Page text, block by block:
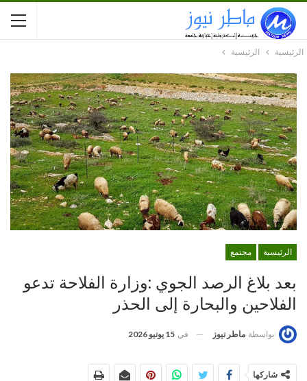
الرئيسية الرئيسية
الرئيسية مجتمع
بعد بلاغ الرصد الجوي :وزارة الفلاحة تدعو
الفلاحين والبحارة إلى الحذر
بواسطة ماطر نيوز في 15 يونيو 2026
شاركها